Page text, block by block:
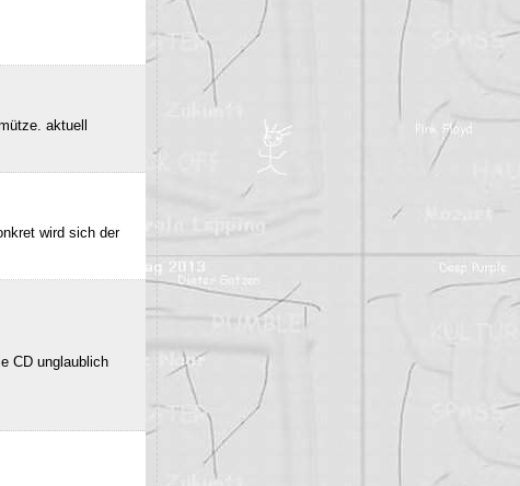
aktuell
wird sich der
CD unglaublich